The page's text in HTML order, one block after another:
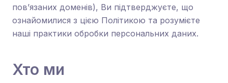
пов’язаних доменів), Ви підтверджуєте, що
ознайомилися з цією Політикою та розумієте
наші практики обробки персональних даних.
Хто ми